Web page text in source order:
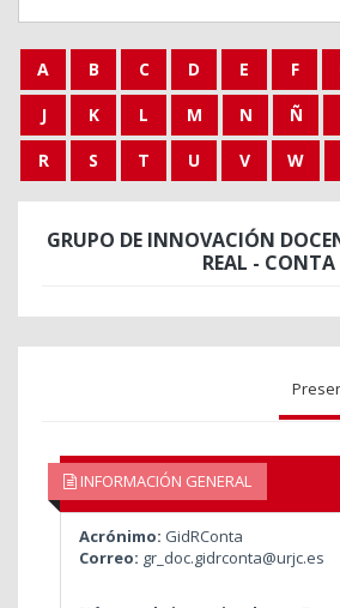
A B C D E F
J
K L M N Ñ
R
S T U V W
GRUPO DE INNOVACIÓN
REAL - CONTA
INFORMACIÓN GENERAL
Acrónimo: GidRConta
Correo: gr_doc.gidrconta@urjc.es